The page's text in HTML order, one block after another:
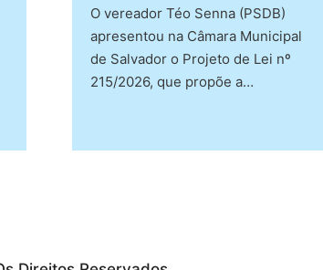
O vereador Téo Senna (PSDB)
apresentou na Câmara Municipal
de Salvador o Projeto de Lei nº
215/2026, que propõe a…